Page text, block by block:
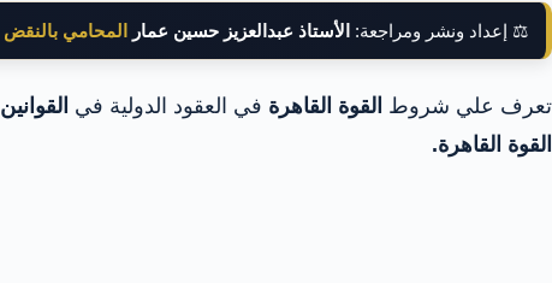
⚖️ إعداد ونشر ومراجعة: الأستاذ عبدالعزيز حسين عمار المحامي بالنقض
تعرف علي شروط القوة القاهرة في العقود الدولية في القوانين
القوة القاهرة.